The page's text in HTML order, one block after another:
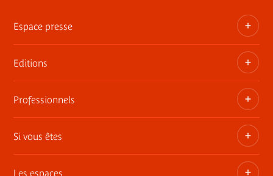
Espace presse
Dossiers, communiqués, bandes annonces
Contact presse
Editions
Les publications du musée
Professionnels
Privatisez les espaces
Si vous êtes
Les espaces